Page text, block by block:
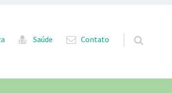
o conteúdo
Saúde Contato